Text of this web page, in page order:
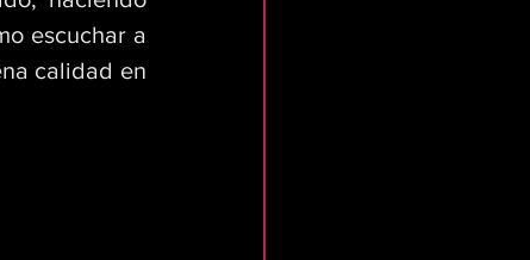
escuchar a
calidad en